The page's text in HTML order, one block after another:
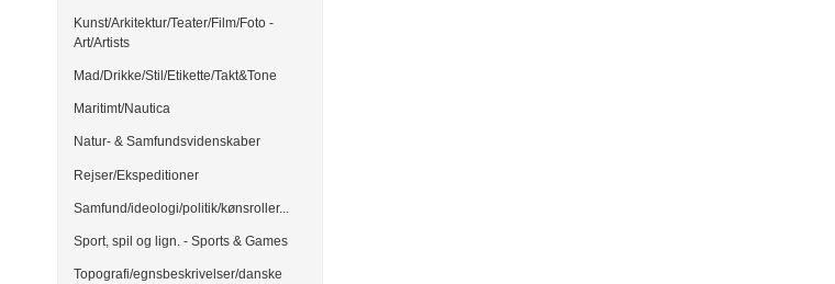
Kunst/Arkitektur/Teater/Film/Foto -
Art/Artists
Mad/Drikke/Stil/Etikette/Takt&Tone
Maritimt/Nautica
Natur- & Samfundsvidenskaber
Rejser/Ekspeditioner
Samfund/ideologi/politik/kønsroller...
Sport, spil og lign. - Sports & Games
Topografi/egnsbeskrivelser/danske